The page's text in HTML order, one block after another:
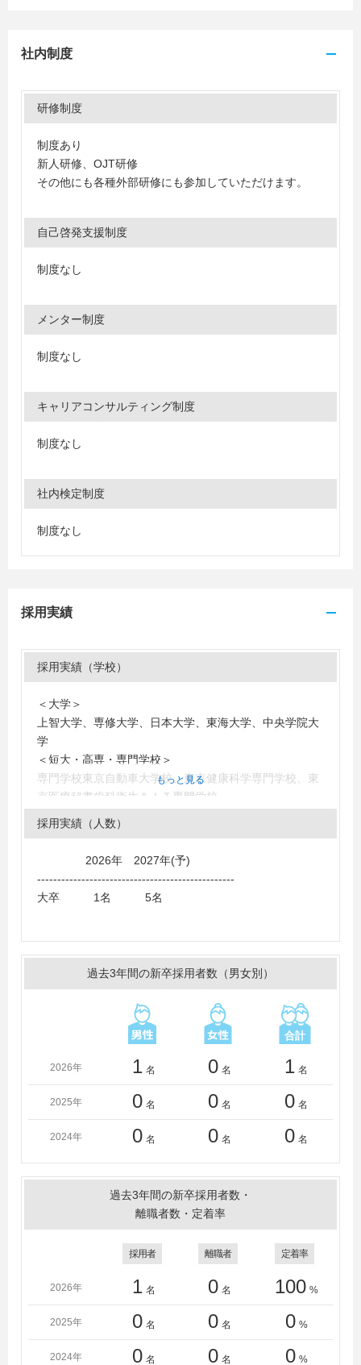
社内制度
研修制度
制度あり
新人研修、OJT研修
その他にも各種外部研修にも参加していただけます。
自己啓発支援制度
制度なし
メンター制度
制度なし
キャリアコンサルティング制度
制度なし
社内検定制度
制度なし
採用実績
採用実績（学校）
＜大学＞
上智大学、専修大学、日本大学、東海大学、中央学院大
学
＜短大・高専・専門学校＞
専門学校東京自動車大学校、東京健康科学専門学校、東
京医療秘書歯科衛生＆ＩＴ専門学校
もっと見る
採用実績（人数）
2026年 2027年(予)
-------------------------------------------------
大卒 1名 5名
過去3年間の新卒採用者数（男女別）
2026年 1 名 0 名 1 名
2025年 0 名 0 名 0 名
2024年 0 名 0 名 0 名
過去3年間の新卒採用者数・
離職者数・定着率
採用者 離職者 定着率
2026年 1 名 0 名 100 %
2025年 0 名 0 名 0 %
2024年 0 名 0 名 0 %